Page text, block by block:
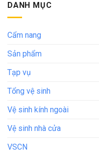
DANH MỤC
Cẩm nang
Sản phẩm
Tạp vụ
Tổng vệ sinh
Vệ sinh kính ngoài
Vệ sinh nhà cửa
VSCN